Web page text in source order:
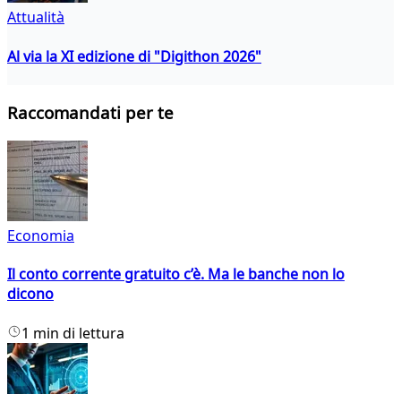
Attualità
Al via la XI edizione di "Digithon 2026"
Raccomandati per te
Economia
Il conto corrente gratuito c’è. Ma le banche non lo
dicono
1 min di lettura